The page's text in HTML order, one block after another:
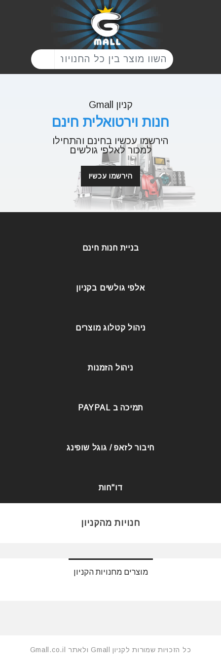
קניון Gmall
חנות וירטואלית חינם
הירשמו עכשיו בחינם והתחילו
למכור לאלפי גולשים
הירשמו עכשיו
בניית חנות חינם
אלפי גולשים בקניון
ניהול קטלוג מוצרים
ניהול הזמנות
תמיכה ב PAYPAL
חיבור לזאפ / גוגל שופינג
דו"חות
חנויות מהקניון
מוצרים מחנויות הקניון
כל הזכויות שמורות לקניון Gmall ולאתר Gmall.co.il